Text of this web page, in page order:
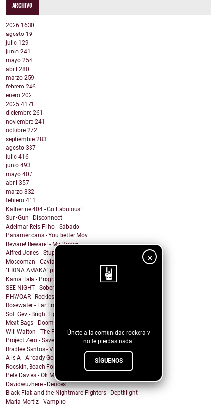
×
Únete a la comunidad rockera y
no te pierdas nada.
SÍGUENOS
ARCHIVO
2026 1630
agosto 19
julio 129
junio 241
mayo 254
abril 280
marzo 259
febrero 246
enero 202
2025 4171
diciembre 261
noviembre 241
octubre 272
septiembre 283
agosto 337
julio 416
junio 493
mayo 407
abril 357
marzo 332
febrero 411
Katherine 404 - Go Fabulous!
Sun•Gun - Disconnect
Adelmar Reis Filho - Sábado
Panamericans - You better Mov
Beware! Beware! - My Honey
Alfred Jones - Stupid Town
Moscoman - Caviar
´FIONA AMAKA´ presenta su tema: No Daylight
Kama Tala - Progràmma
SEE NIGHT - Sober & High
PHWOAR - Reckless
Rosewater - Far From Home
Sofi Gev - Bright Light Shining
Meat Bags - Doom
Will Walton - The Fine Line
Project Zero - Save the Date
Bradlee Santos - Violent Kiss
A is A - Already Gone
Rooskin, Beach For Tiger - Forever This Way
Pete Davies - Oh My God
Davidwuzhere - Deuces
Black Flak and the Nightmare Fighters - Depthlight
María Mortiz - Vampiro